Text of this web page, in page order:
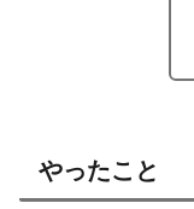
やったこと